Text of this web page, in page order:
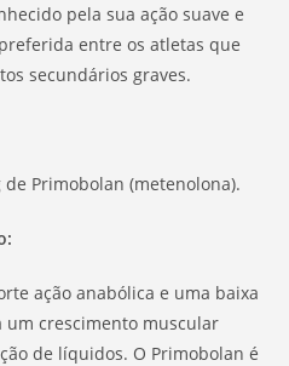
pela sua ação suave e
entre os atletas que
secundários graves.
Primobolan (metenolona).
ação anabólica e uma baixa
um crescimento muscular
de líquidos. O Primobolan é